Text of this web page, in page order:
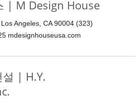
| M Design House
Angeles, CA 90004 (323)
mdesignhouseusa.com
설 | H.Y.